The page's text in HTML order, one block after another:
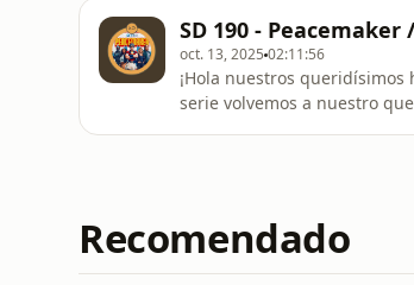
Video: -. SkyShowti
SD 190 -
oct. 13, 2025 02:11:56
¡Hola nuestros queridísimos hobbits! Aprovechando que es navidad y
serie volvemos a nuestro
Recomendado